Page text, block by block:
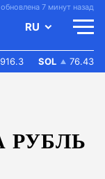
7 минут назад
RU
SOL 76.43
РУБЛЬ